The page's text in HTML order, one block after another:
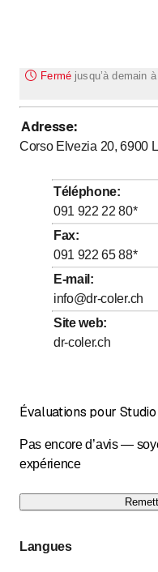
Fermé jusqu’à demain
Lundi
Mardi
Mercredi
Jeudi
Vendredi
Samedi
Dimanche
Riceve solo su
Adresse:
Corso Elvezia 20, 6900
Téléphone:
091 922 22 80*
Fax:
091 922 65 88*
E-mail :
info@dr-coler.ch
Site web:
dr-coler.ch
Évaluations pour
Pas encore d’avis —
expérience
Langues